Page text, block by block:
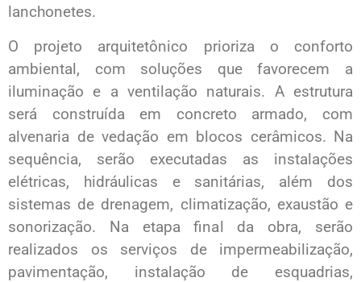
lanchonetes.
O projeto arquitetônico prioriza o conforto
ambiental, com soluções que favorecem a
iluminação e a ventilação naturais. A estrutura
será construída em concreto armado, com
alvenaria de vedação em blocos cerâmicos. Na
sequência, serão executadas as instalações
elétricas, hidráulicas e sanitárias, além dos
sistemas de drenagem, climatização, exaustão e
sonorização. Na etapa final da obra, serão
realizados os serviços de impermeabilização,
pavimentação, instalação de esquadrias,